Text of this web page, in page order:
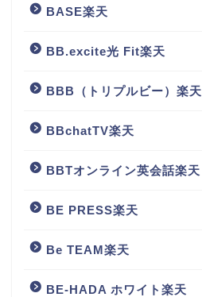
BASE楽天
BB.excite光 Fit楽天
BBB（トリプルビー）楽天
BBchatTV楽天
BBTオンライン英会話楽天
BE PRESS楽天
Be TEAM楽天
BE-HADA ホワイト楽天